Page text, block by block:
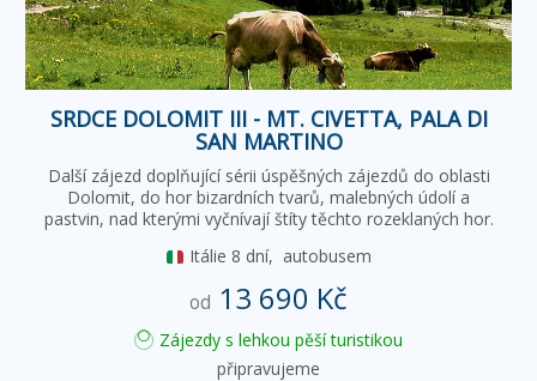
SRDCE DOLOMIT III - MT. CIVETTA, PALA DI
SAN MARTINO
Další zájezd doplňující sérii úspěšných zájezdů do oblasti
Dolomit, do hor bizardních tvarů, malebných údolí a
pastvin, nad kterými vyčnívají štíty těchto rozeklaných hor.
Itálie 8 dní, autobusem
od 13 690 Kč
Zájezdy s lehkou pěší turistikou
připravujeme